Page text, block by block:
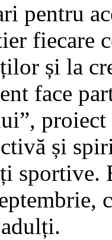
pentru
fiecare
și la
face
și
sportive.